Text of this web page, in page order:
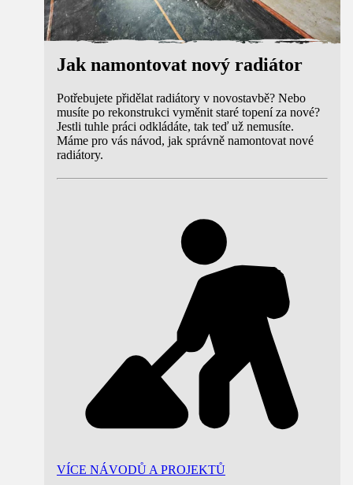
Jak namontovat nový radiátor
Potřebujete přidělat radiátory v novostavbě? Nebo
musíte po rekonstrukci vyměnit staré topení za nové?
Jestli tuhle práci odkládáte, tak teď už nemusíte.
Máme pro vás návod, jak správně namontovat nové
radiátory.
VÍCE NÁVODŮ A PROJEKTŮ